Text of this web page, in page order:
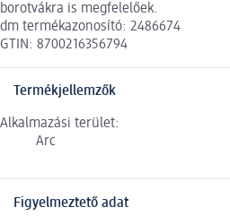
borotvákra is megfelelőek.
dm termékazonosító: 2486674
GTIN: 8700216356794
Termékjellemzők
Alkalmazási terület:
Arc
Figyelmeztető adat